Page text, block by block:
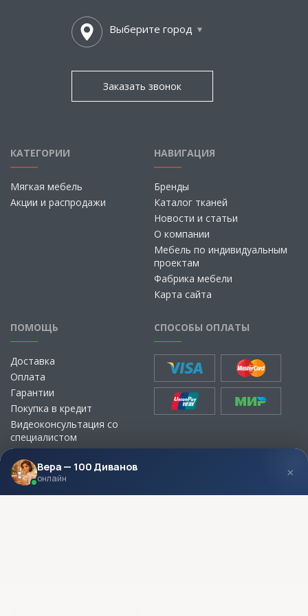
Выберите город
Заказать звонок
КАТЕГОРИИ
Мягкая мебель
Акции и распродажи
НАВИГАЦИЯ
Бренды
Каталог тканей
Новости и статьи
О компании
Мебель по индивидуальным
проектам
Фабрика мебели
Карта сайта
ПОМОЩЬ
Доставка
Оплата
Гарантии
Покупка в кредит
Видеоконсультация со
специалистом
Выбор ткани для мебели без
визита в магазин
СПОСОБЫ ОПЛАТЫ
МЫ В СОЦСЕТЯХ КОНТАКТЫ
Вера — 100 Диванов
онлайн ×